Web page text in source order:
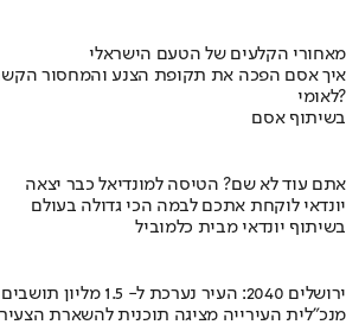
מאחורי הקלעים של הטעם הישראלי
לאומי?
בשיתוף אסם
אתם עוד לא שם? הטיסה למונדיאל כבר יצאה
יונדאי לוקחת אתכם לבמה הכי גדולה בעולם
בשיתוף יונדאי מבית כלמוביל
ירושלים 2040: העיר נערכת ל- 1.5 מליון תושבים
מנכ"לית העירייה מציגה תוכנית להשארת